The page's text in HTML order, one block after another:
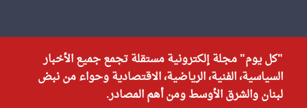
"كل يوم" مجلة إلكترونية مستقلة تجمع جميع الأخبار
السياسية، الفنية، الرياضية، الاقتصادية وحواء من نبض
لبنان والشرق الأوسط ومن أهم المصادر.